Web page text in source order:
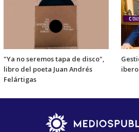
"Ya no seremos tapa de disco",
libro del poeta Juan Andrés
Felártigas